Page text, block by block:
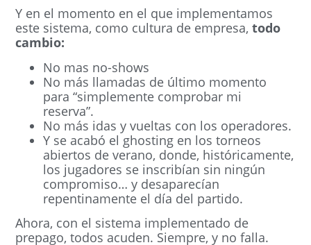
Y en el momento en el que implementamos
este sistema, como cultura de empresa,todo
cambio:
No mas no-shows
No más llamadas de último momento
para “simplemente comprobar mi
reserva”.
No más idas y vueltas con los operadores.
Y se acabó el ghosting en los torneos
abiertos de verano, donde, históricamente,
los jugadores se inscribían sin ningún
compromiso… y desaparecían
repentinamente el día del partido.
Ahora, con el sistema implementado de
prepago, todos acuden. Siempre, y no falla.